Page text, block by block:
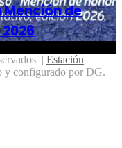
de
| Estación
y configurado por DG.